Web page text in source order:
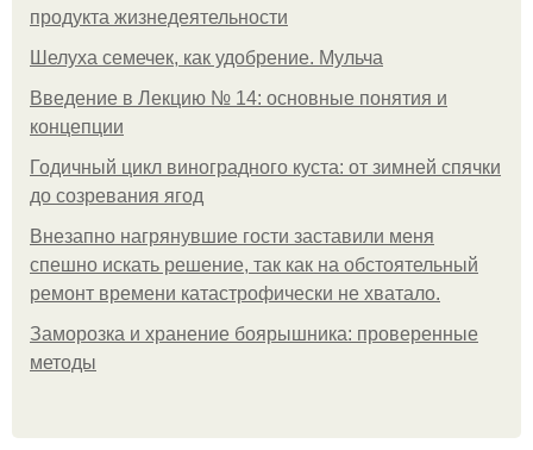
продукта жизнедеятельности
Шелуха семечек, как удобрение. Мульча
Введение в Лекцию № 14: основные понятия и
концепции
Годичный цикл виноградного куста: от зимней спячки
до созревания ягод
Внезапно нагрянувшие гости заставили меня
спешно искать решение, так как на обстоятельный
ремонт времени катастрофически не хватало.
Заморозка и хранение боярышника: проверенные
методы